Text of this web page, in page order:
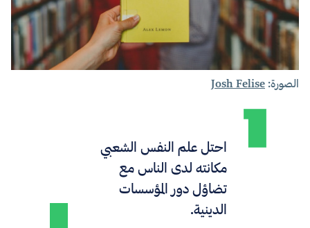
الصورة:Josh Felise
احتل علم النفس الشعبي
مكانته لدى الناس مع
تضاؤل دور المؤسسات
الدينية.